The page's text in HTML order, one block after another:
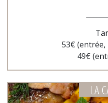
53€
49€
LA